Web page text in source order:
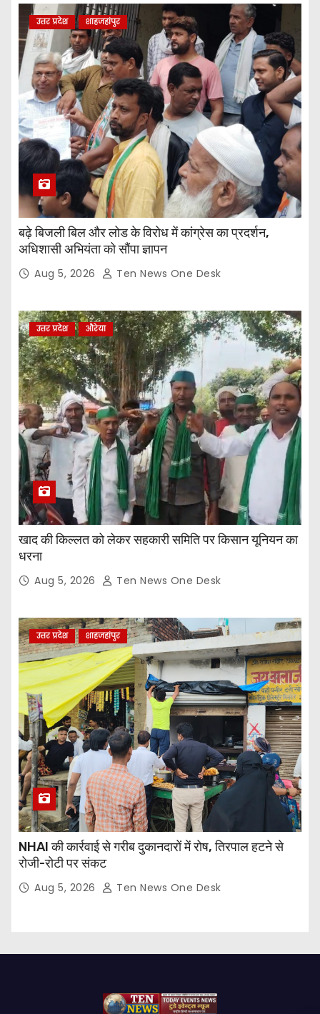
उत्तर प्रदेश शाहजहांपुर
बढ़े बिजली बिल और लोड के विरोध में कांग्रेस का प्रदर्शन,
अधिशासी अभियंता को सौंपा ज्ञापन
Aug 5, 2026 Ten News One Desk
उत्तर प्रदेश औरेया
खाद की किल्लत को लेकर सहकारी समिति पर किसान यूनियन का
धरना
Aug 5, 2026 Ten News One Desk
उत्तर प्रदेश शाहजहांपुर
NHAI की कार्रवाई से गरीब दुकानदारों में रोष, तिरपाल हटने से
रोजी-रोटी पर संकट
Aug 5, 2026 Ten News One Desk